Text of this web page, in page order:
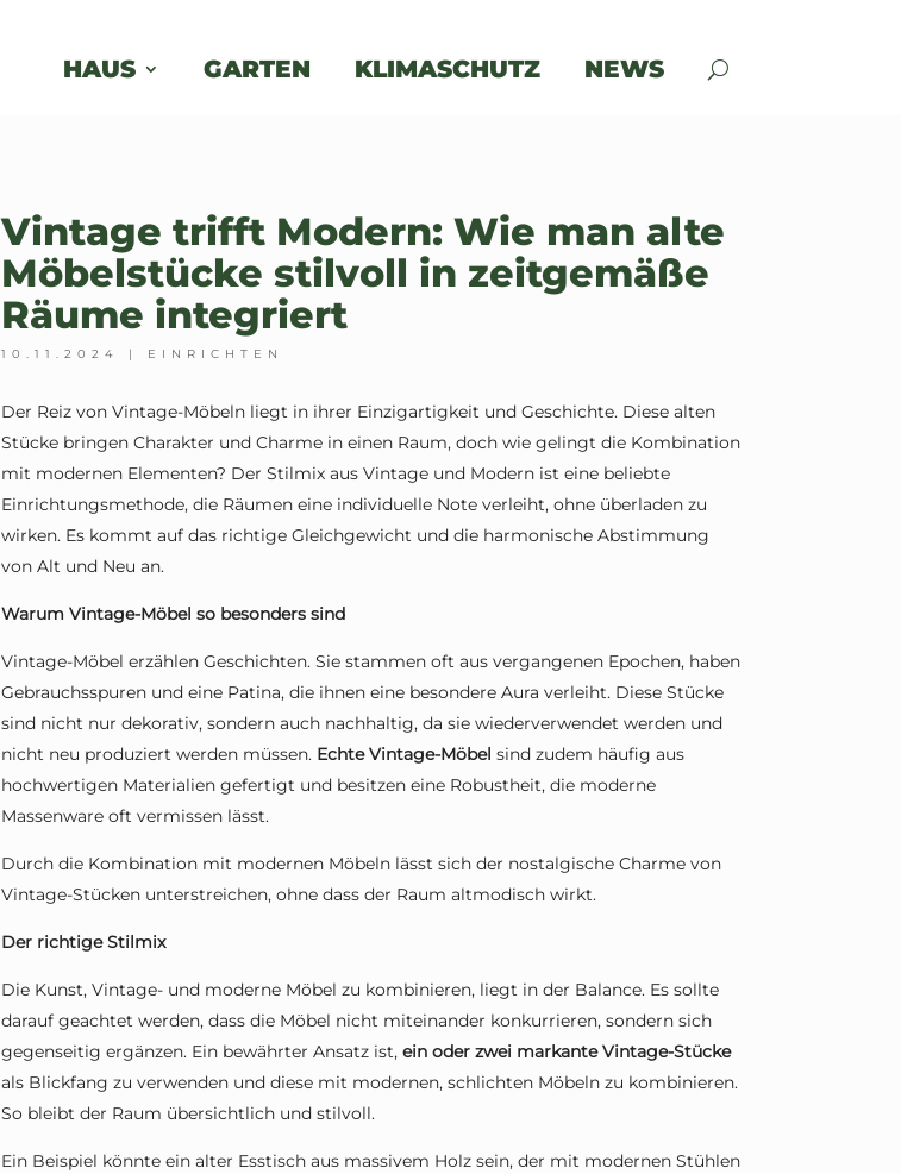
HAUS GARTEN KLIMASCHUTZ NEWS
Vintage trifft Modern: Wie man alte
Möbelstücke stilvoll in zeitgemäße
Räume integriert
10.11.2024 | EINRICHTEN
Der Reiz von Vintage-Möbeln liegt in ihrer Einzigartigkeit und Geschichte. Diese alten
Stücke bringen Charakter und Charme in einen Raum, doch wie gelingt die Kombination
mit modernen Elementen? Der Stilmix aus Vintage und Modern ist eine beliebte
Einrichtungsmethode, die Räumen eine individuelle Note verleiht, ohne überladen zu
wirken. Es kommt auf das richtige Gleichgewicht und die harmonische Abstimmung
von Alt und Neu an.
Warum Vintage-Möbel so besonders sind
Vintage-Möbel erzählen Geschichten. Sie stammen oft aus vergangenen Epochen, haben
Gebrauchsspuren und eine Patina, die ihnen eine besondere Aura verleiht. Diese Stücke
sind nicht nur dekorativ, sondern auch nachhaltig, da sie wiederverwendet werden und
nicht neu produziert werden müssen. Echte Vintage-Möbel sind zudem häufig aus
hochwertigen Materialien gefertigt und besitzen eine Robustheit, die moderne
Massenware oft vermissen lässt.
Durch die Kombination mit modernen Möbeln lässt sich der nostalgische Charme von
Vintage-Stücken unterstreichen, ohne dass der Raum altmodisch wirkt.
Der richtige Stilmix
Die Kunst, Vintage- und moderne Möbel zu kombinieren, liegt in der Balance. Es sollte
darauf geachtet werden, dass die Möbel nicht miteinander konkurrieren, sondern sich
gegenseitig ergänzen. Ein bewährter Ansatz ist,ein oder zwei markante Vintage-Stücke
als Blickfang zu verwenden und diese mit modernen, schlichten Möbeln zu kombinieren.
So bleibt der Raum übersichtlich und stilvoll.
Ein Beispiel könnte ein alter Esstisch aus massivem Holz sein, der mit modernen Stühlen